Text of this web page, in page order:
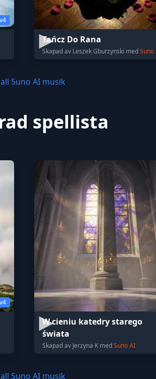
v4
Tańcz Do Rana
Skapad av Leszek Gburzynski medSuno
Suno AI musik
spellista
v4
W cieniu katedry starego
świata
Skapad av Jerzyna K medSuno AI
Suno AI musik